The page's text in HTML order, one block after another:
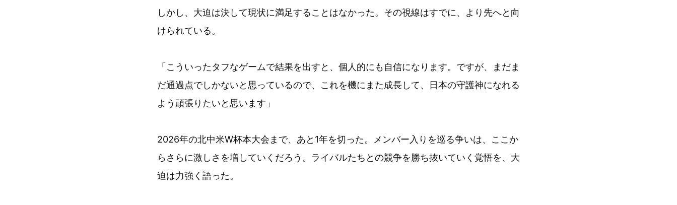
しかし、大迫は決して現状に満足することはなかった。その視線はすでに、より先へと向
けられている。
「こういったタフなゲームで結果を出すと、個人的にも自信になります。ですが、まだま
だ通過点でしかないと思っているので、これを機にまた成長して、日本の守護神になれる
よう頑張りたいと思います」
2026年の北中米W杯本大会まで、あと1年を切った。メンバー入りを巡る争いは、ここか
らさらに激しさを増していくだろう。ライバルたちとの競争を勝ち抜いていく覚悟を、大
迫は力強く語った。